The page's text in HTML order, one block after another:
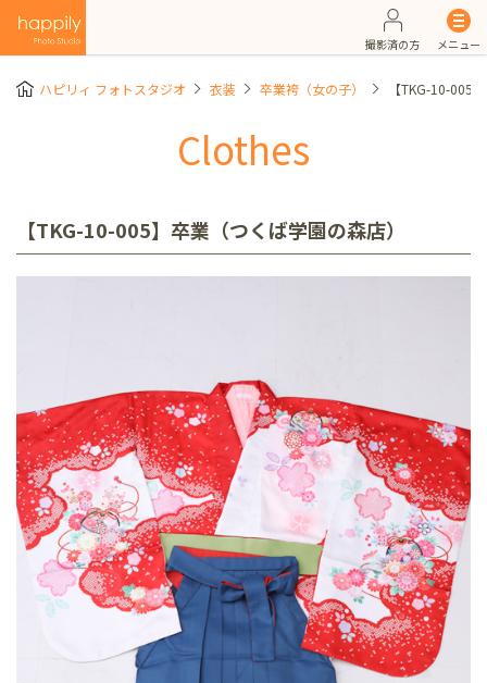
撮影済の方 メニュー
ハピリィ フォトスタジオ 衣装 卒業袴（女の子） 【TKG-10-005
Clothes
【TKG-10-005】卒業（つくば学園の森店）